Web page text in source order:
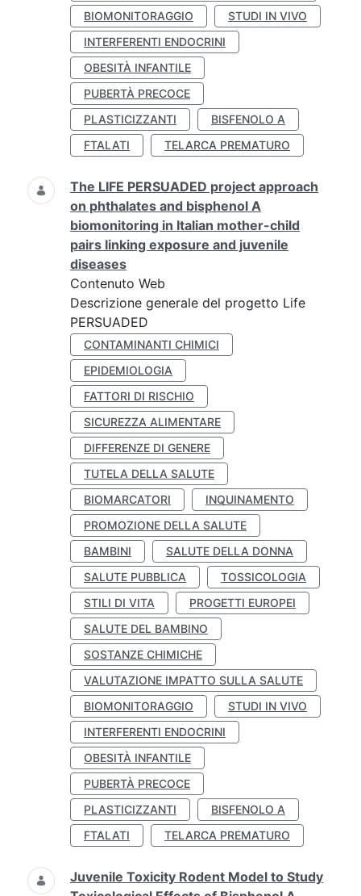
BIOMONITORAGGIO
STUDI IN VIVO
INTERFERENTI ENDOCRINI
OBESITÀ INFANTILE
PUBERTÀ PRECOCE
PLASTICIZZANTI
BISFENOLO A
FTALATI
TELARCA PREMATURO
The LIFE PERSUADED project approach
on phthalates and bisphenol A
biomonitoring in Italian mother-child
pairs linking exposure and juvenile
diseases
Contenuto Web
Descrizione generale del progetto Life
PERSUADED
CONTAMINANTI CHIMICI
EPIDEMIOLOGIA
FATTORI DI RISCHIO
SICUREZZA ALIMENTARE
DIFFERENZE DI GENERE
TUTELA DELLA SALUTE
BIOMARCATORI
INQUINAMENTO
PROMOZIONE DELLA SALUTE
BAMBINI
SALUTE DELLA DONNA
SALUTE PUBBLICA
TOSSICOLOGIA
STILI DI VITA
PROGETTI EUROPEI
SALUTE DEL BAMBINO
SOSTANZE CHIMICHE
VALUTAZIONE IMPATTO SULLA SALUTE
BIOMONITORAGGIO
STUDI IN VIVO
INTERFERENTI ENDOCRINI
OBESITÀ INFANTILE
PUBERTÀ PRECOCE
PLASTICIZZANTI
BISFENOLO A
FTALATI
TELARCA PREMATURO
Juvenile Toxicity Rodent Model to Study